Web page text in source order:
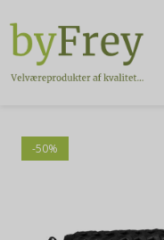
-50%